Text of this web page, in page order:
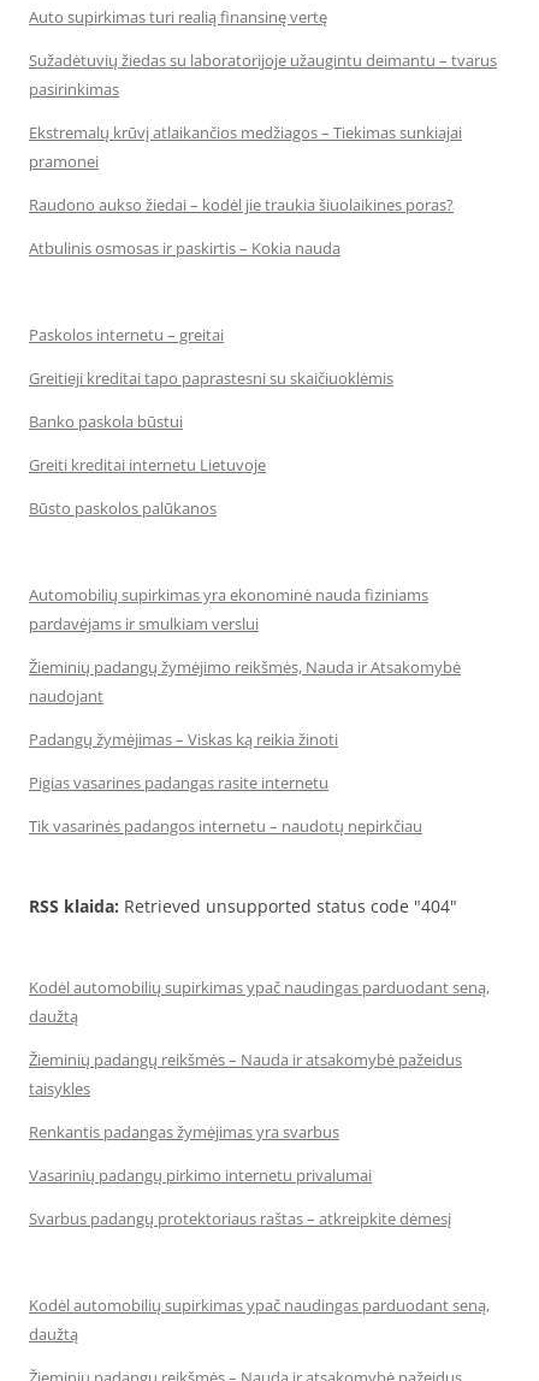
Auto supirkimas turi realią finansinę vertę
Sužadėtuvių žiedas su laboratorijoje užaugintu deimantu – tvarus
pasirinkimas
Ekstremalų krūvį atlaikančios medžiagos – Tiekimas sunkiajai
pramonei
Raudono aukso žiedai – kodėl jie traukia šiuolaikines poras?
Atbulinis osmosas ir paskirtis – Kokia nauda
Paskolos internetu – greitai
Greitieji kreditai tapo paprastesni su skaičiuoklėmis
Banko paskola būstui
Greiti kreditai internetu Lietuvoje
Būsto paskolos palūkanos
Automobilių supirkimas yra ekonominė nauda fiziniams
pardavėjams ir smulkiam verslui
Žieminių padangų žymėjimo reikšmės, Nauda ir Atsakomybė
naudojant
Padangų žymėjimas – Viskas ką reikia žinoti
Pigias vasarines padangas rasite internetu
Tik vasarinės padangos internetu – naudotų nepirkčiau
RSS klaida: Retrieved unsupported status code "404"
Kodėl automobilių supirkimas ypač naudingas parduodant seną,
daužtą
Žieminių padangų reikšmės – Nauda ir atsakomybė pažeidus
taisykles
Renkantis padangas žymėjimas yra svarbus
Vasarinių padangų pirkimo internetu privalumai
Svarbus padangų protektoriaus raštas – atkreipkite dėmesį
Kodėl automobilių supirkimas ypač naudingas parduodant seną,
daužtą